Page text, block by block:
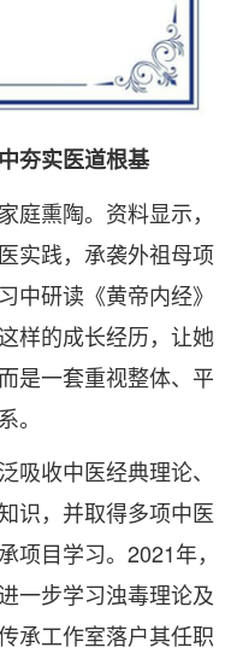
夯实医道根基
熏陶。资料显示，
实践，承袭外祖母项
中研读《黄帝内经》
样的成长经历，让她
是一套重视整体、平
。
收中医经典理论、
识，并取得多项中医
项目学习。2021年，
一步学习浊毒理论及
承工作室落户其任职